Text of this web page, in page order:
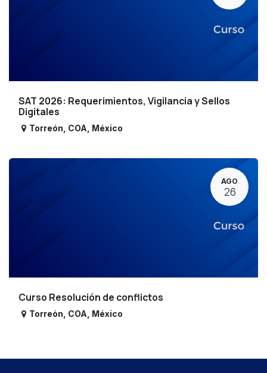
SAT 2026: Requerimientos, Vigilancia y Sellos
Digitales
Torreón COA México
AGO
26
Curso Resolución de conflictos
Torreón COA México